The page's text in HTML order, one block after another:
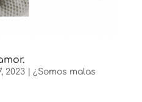
2023| ¿Somos malas